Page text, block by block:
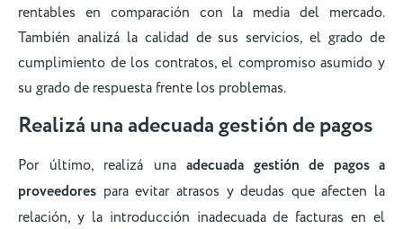
rentables en comparación con la media del mercado.
También analizá la calidad de sus servicios, el grado de
cumplimiento de los contratos, el compromiso asumido y
su grado de respuesta frente los problemas.
Realizá una adecuada gestión de pagos
Por último, realizá una adecuada gestión de pagos a
proveedores para evitar atrasos y deudas que afecten la
relación, y la introducción inadecuada de facturas en el